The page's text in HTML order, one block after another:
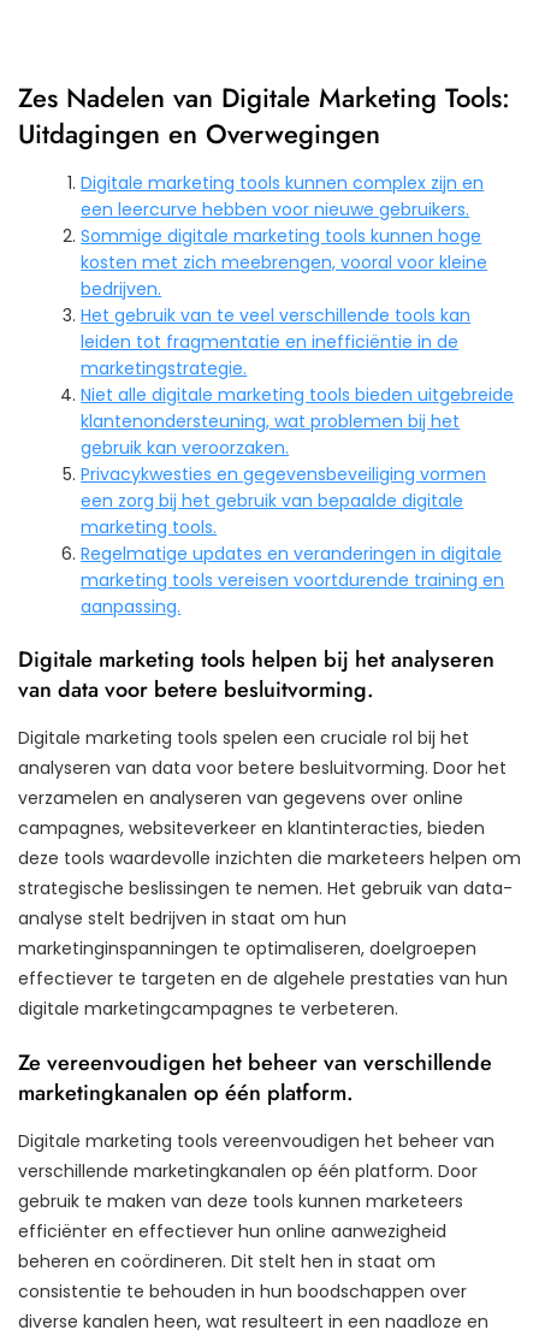
Zes Nadelen van Digitale Marketing Tools:
Uitdagingen en Overwegingen
Digitale marketing tools kunnen complex zijn en
een leercurve hebben voor nieuwe gebruikers.
Sommige digitale marketing tools kunnen hoge
kosten met zich meebrengen, vooral voor kleine
bedrijven.
Het gebruik van te veel verschillende tools kan
leiden tot fragmentatie en inefficiëntie in de
marketingstrategie.
Niet alle digitale marketing tools bieden uitgebreide
klantenondersteuning, wat problemen bij het
gebruik kan veroorzaken.
Privacykwesties en gegevensbeveiliging vormen
een zorg bij het gebruik van bepaalde digitale
marketing tools.
Regelmatige updates en veranderingen in digitale
marketing tools vereisen voortdurende training en
aanpassing.
Digitale marketing tools helpen bij het analyseren
van data voor betere besluitvorming.
Digitale marketing tools spelen een cruciale rol bij het
analyseren van data voor betere besluitvorming. Door het
verzamelen en analyseren van gegevens over online
campagnes, websiteverkeer en klantinteracties, bieden
deze tools waardevolle inzichten die marketeers helpen om
strategische beslissingen te nemen. Het gebruik van data-
analyse stelt bedrijven in staat om hun
marketinginspanningen te optimaliseren, doelgroepen
effectiever te targeten en de algehele prestaties van hun
digitale marketingcampagnes te verbeteren.
Ze vereenvoudigen het beheer van verschillende
marketingkanalen op één platform.
Digitale marketing tools vereenvoudigen het beheer van
verschillende marketingkanalen op één platform. Door
gebruik te maken van deze tools kunnen marketeers
efficiënter en effectiever hun online aanwezigheid
beheren en coördineren. Dit stelt hen in staat om
consistentie te behouden in hun boodschappen over
diverse kanalen heen, wat resulteert in een naadloze en